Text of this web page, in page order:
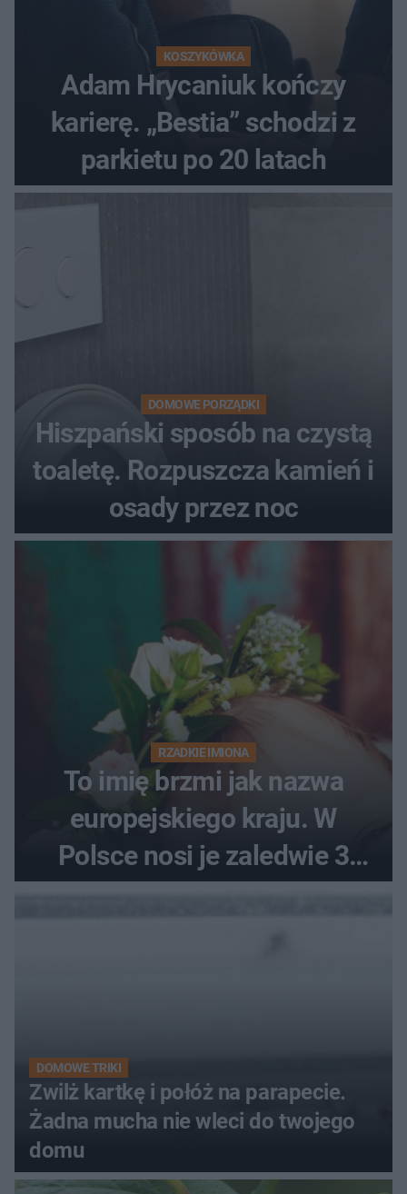
KOSZYKÓWKA
Adam Hrycaniuk kończy
karierę. „Bestia” schodzi z
parkietu po 20 latach
DOMOWE PORZĄDKI
Hiszpański sposób na czystą
toaletę. Rozpuszcza kamień i
osady przez noc
RZADKIE IMIONA
To imię brzmi jak nazwa
europejskiego kraju. W
Polsce nosi je zaledwie 3
kobiety
DOMOWE TRIKI
Zwilż kartkę i połóż na parapecie.
Żadna mucha nie wleci do twojego
domu